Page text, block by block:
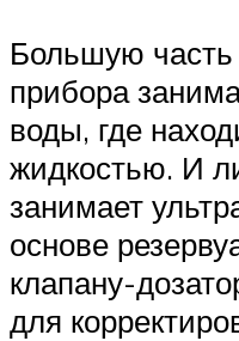
Большую часть
прибора
воды, где
жидкостью. И
занимает
основе
клапану-
для